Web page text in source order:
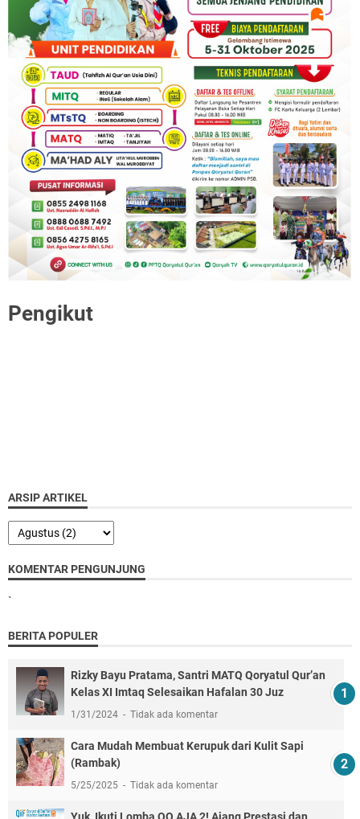
Pengikut
ARSIP ARTIKEL
KOMENTAR PENGUNJUNG
`
BERITA POPULER
Rizky Bayu Pratama, Santri MATQ Qoryatul Qur’an
Kelas XI Imtaq Selesaikan Hafalan 30 Juz
1/31/2024 Tidak ada komentar
Cara Mudah Membuat Kerupuk dari Kulit Sapi
(Rambak)
5/25/2025 Tidak ada komentar
Yuk, Ikuti Lomba QQ AJA 2! Ajang Prestasi dan